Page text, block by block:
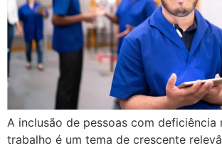
A inclusão de pessoas com deficiência
trabalho é um tema de crescente